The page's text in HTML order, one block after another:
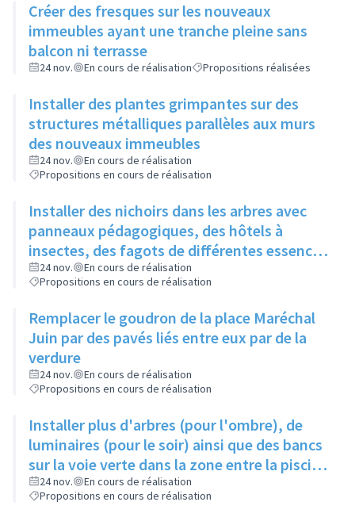
Créer des fresques sur les nouveaux
immeubles ayant une tranche pleine sans
balcon ni terrasse
24 nov. En cours de réalisation Propositions réalisées
Installer des plantes grimpantes sur des
structures métalliques parallèles aux murs
des nouveaux immeubles
24 nov.
En cours de réalisation
Propositions en cours de réalisation
Installer des nichoirs dans les arbres avec
panneaux pédagogiques, des hôtels à
insectes, des fagots de différentes essences
pour stimuler la biodiversité sur la place du
Château à la Roue
24 nov.
En cours de réalisation
Propositions en cours de réalisation
Remplacer le goudron de la place Maréchal
Juin par des pavés liés entre eux par de la
verdure
24 nov.
En cours de réalisation
Propositions en cours de réalisation
Installer plus d'arbres (pour l'ombre), de
luminaires (pour le soir) ainsi que des bancs
sur la voie verte dans la zone entre la piscine
et la rue de l'Industrie
24 nov.
En cours de réalisation
Propositions en cours de réalisation